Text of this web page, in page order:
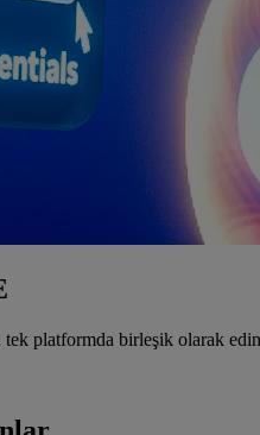
tek platformda birleşik olarak